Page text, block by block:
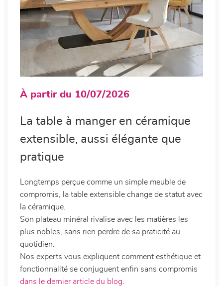
À partir du 10/07/2026
La table à manger en céramique
extensible, aussi élégante que
pratique
Longtemps perçue comme un simple meuble de
compromis, la table extensible change de statut avec
la céramique.
Son plateau minéral rivalise avec les matières les
plus nobles, sans rien perdre de sa praticité au
quotidien.
Nos experts vous expliquent comment esthétique et
fonctionnalité se conjuguent enfin sans compromis
dans le dernier article du blog